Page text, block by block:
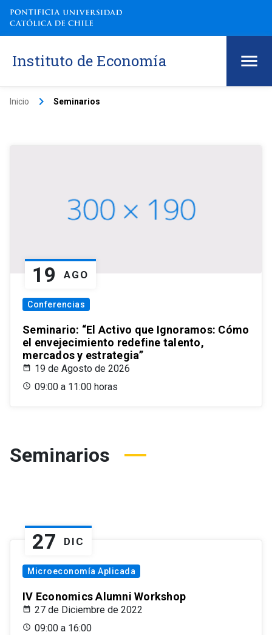
Instituto de Economía
Inicio keyboard_arrow_right Seminarios
19 AGO
Conferencias
Seminario: “El Activo que Ignoramos: Cómo
el envejecimiento redefine talento,
mercados y estrategia”
19 de Agosto de 2026
09:00 a 11:00 horas
Seminarios
27 DIC
Microeconomía Aplicada
IV Economics Alumni Workshop
27 de Diciembre de 2022
09:00 a 16:00